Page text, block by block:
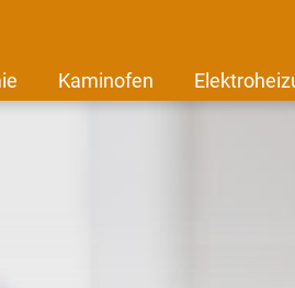
Kaminofen